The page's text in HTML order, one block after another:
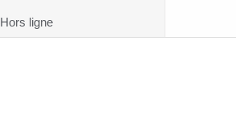
Hors ligne